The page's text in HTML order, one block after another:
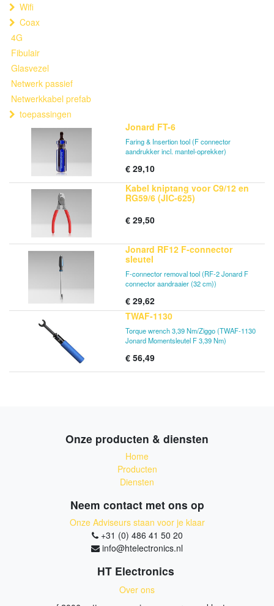
Wifi
Coax
4G
Fibulair
Glasvezel
Netwerk passief
Netwerkkabel prefab
toepassingen
Jonard FT-6
Faring & Insertion tool (F connector
aandrukker incl. mantel-oprekker)
€ 29,10
Kabel kniptang voor C9/12 en
RG59/6 (JIC-625)
€ 29,50
Jonard RF12 F-connector
sleutel
F-connector removal tool (RF-2 Jonard F
connector aandraaier (32 cm))
€ 29,62
TWAF-1130
Torque wrench 3,39 Nm/Ziggo (TWAF-1130
Jonard Momentsleutel F 3,39 Nm)
€ 56,49
Onze producten & diensten
Home
Producten
Diensten
Neem contact met ons op
Onze Adviseurs staan voor je klaar
+31 (0) 486 41 50 20
info@htelectronics.nl
HT Electronics
Over ons